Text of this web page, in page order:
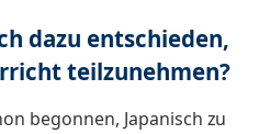
dazu entschieden,
teilzunehmen?
begonnen, Japanisch zu